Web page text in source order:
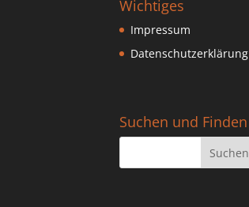
Wichtiges
Impressum
Datenschutzerklärung
Suchen und Finden